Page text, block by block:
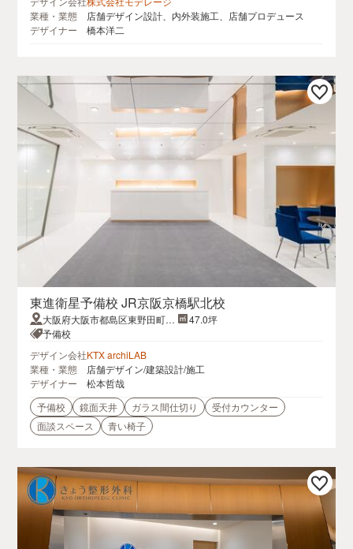
業種・業態
店舗デザイン設計、内外装施工、店舗プロデュース
デザイナー
橋本洋二
東進衛星予備校 JR京阪京橋駅北校
大阪府大阪市都島区東野田町2
丁目9晃進ビル8F
47.0坪
予備校
デザイン会社KTX archiLAB
業種・業態
店舗デザイン/建築設計/施工
デザイナー
松本哲哉
予備校
鏡面天井 ガラス間仕切り
受付カウンター
面談スペース
青い椅子